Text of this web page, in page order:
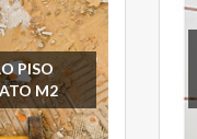
PISO
M2